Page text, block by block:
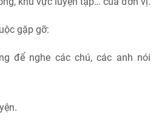
gặp gỡ:
để nghe các chú, các anh nói